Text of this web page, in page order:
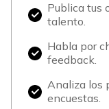
Publica tus
talento.
Habla por
feedback.
Analiza los
encuestas.